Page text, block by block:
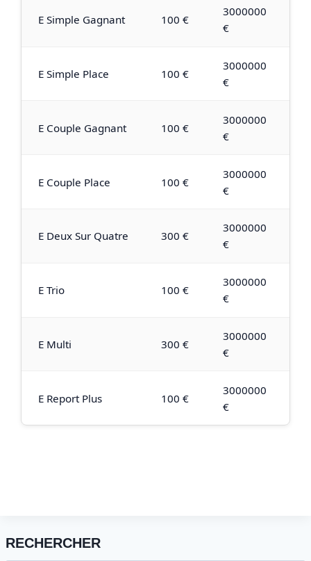
E Simple Gagnant 100 €
3000000
€
E Simple Place 100 €
3000000
€
E Couple Gagnant 100 €
3000000
€
E Couple Place 100 €
3000000
€
E Deux Sur Quatre 300 €
3000000
€
E Trio 100 €
3000000
€
E Multi 300 €
3000000
€
E Report Plus 100 €
3000000
€
RECHERCHER